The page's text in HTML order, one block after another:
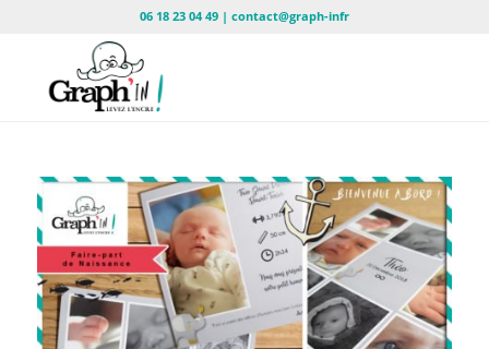
06 18 23 04 49 | contact@graph-infr